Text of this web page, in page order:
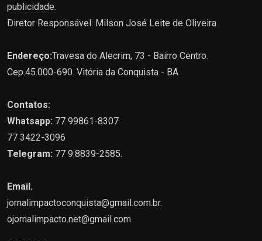
publicidade.
Diretor Responsável: Milson José Leite de Oliveira
Endereço:Travesa do Alecrim, 73 - Bairro Centro.
Cep.45.000-690. Vitória da Conquista - BA
Contatos:
Whatsapp: 77 99861-8307
77 3422-3096
Telegram: 77 9.8839-2585.
Email.
jornalimpactoconquista@gmail.com.br.
ojornalimpacto.net@gmail.com